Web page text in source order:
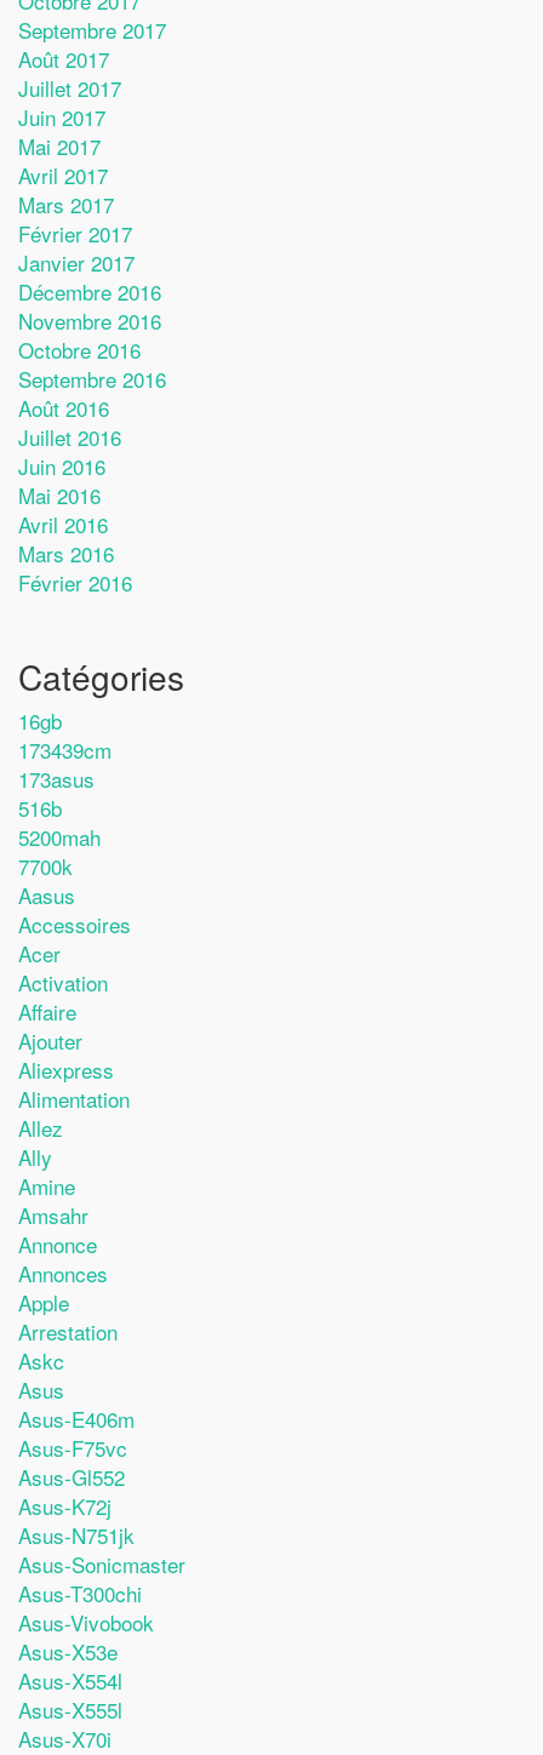
Septembre 2017
Août 2017
Juillet 2017
Juin 2017
Mai 2017
Avril 2017
Mars 2017
Février 2017
Janvier 2017
Décembre 2016
Novembre 2016
Octobre 2016
Septembre 2016
Août 2016
Juillet 2016
Juin 2016
Mai 2016
Avril 2016
Mars 2016
Février 2016
Catégories
16gb
173439cm
173asus
516b
5200mah
7700k
Aasus
Accessoires
Acer
Activation
Affaire
Ajouter
Aliexpress
Alimentation
Allez
Ally
Amine
Amsahr
Annonce
Annonces
Apple
Arrestation
Askc
Asus
Asus-E406m
Asus-F75vc
Asus-Gl552
Asus-K72j
Asus-N751jk
Asus-Sonicmaster
Asus-T300chi
Asus-Vivobook
Asus-X53e
Asus-X554l
Asus-X555l
Asus-X70i